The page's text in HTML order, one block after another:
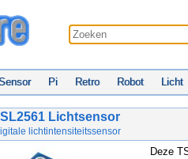
Pi Retro Robot Licht
Lichtsensor
lichtintensiteitssensor
Deze